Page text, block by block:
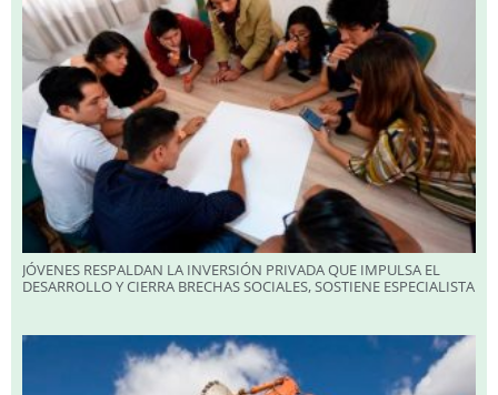
JÓVENES RESPALDAN LA INVERSIÓN PRIVADA QUE IMPULSA EL
DESARROLLO Y CIERRA BRECHAS SOCIALES, SOSTIENE ESPECIALISTA